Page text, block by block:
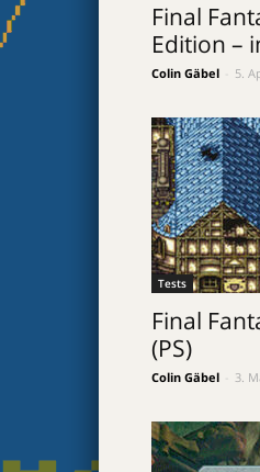
Final
Edition –
Colin Gäbel 5.
Tests
Final
(PS)
Colin Gäbel 3.